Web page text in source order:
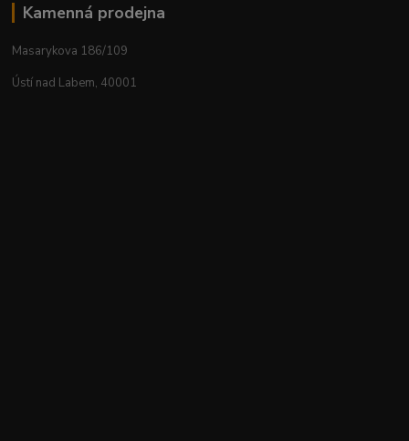
Kamenná prodejna
Masarykova 186/109
Ústí nad Labem, 40001